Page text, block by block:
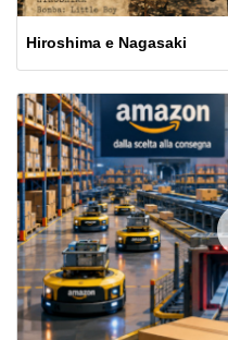
Hiroshima e Nagasaki